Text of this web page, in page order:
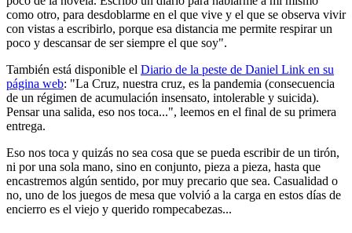
como otro, para desdoblarme en el que vive y el que se observa vivir
con vistas a escribirlo, porque esa distancia me permite respirar un
poco y descansar de ser siempre el que soy".
También está disponible el Diario de la peste de Daniel Link en su
página web: "La Cruz, nuestra cruz, es la pandemia (consecuencia
de un régimen de acumulación insensato, intolerable y suicida).
Pensar una salida, eso nos toca...", leemos en el final de su primera
entrega.
Eso nos toca y quizás no sea cosa que se pueda escribir de un tirón,
ni por una sola mano, sino en conjunto, pieza a pieza, hasta que
encastremos algún sentido, por muy precario que sea. Casualidad o
no, uno de los juegos de mesa que volvió a la carga en estos días de
encierro es el viejo y querido rompecabezas...